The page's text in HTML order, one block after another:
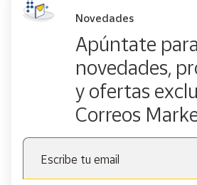
Novedades
Apúntate
novedades,
y ofertas
Correos
Escribe tu email